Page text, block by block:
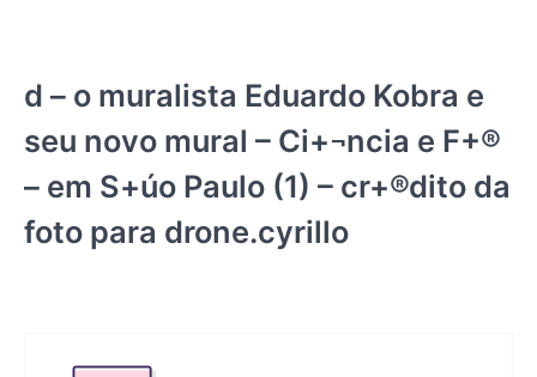
d – o muralista Eduardo Kobra e
seu novo mural – Ci+¬ncia e F+®
– em S+úo Paulo (1) – cr+®dito da
foto para drone.cyrillo